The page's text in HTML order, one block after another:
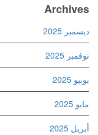
Archives
ديسمبر 2025
نوفمبر 2025
يونيو 2025
مايو 2025
أبريل 2025